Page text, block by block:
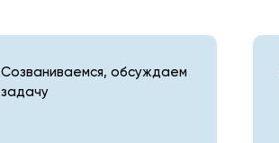
Созваниваемся, обсуждаем
задачу